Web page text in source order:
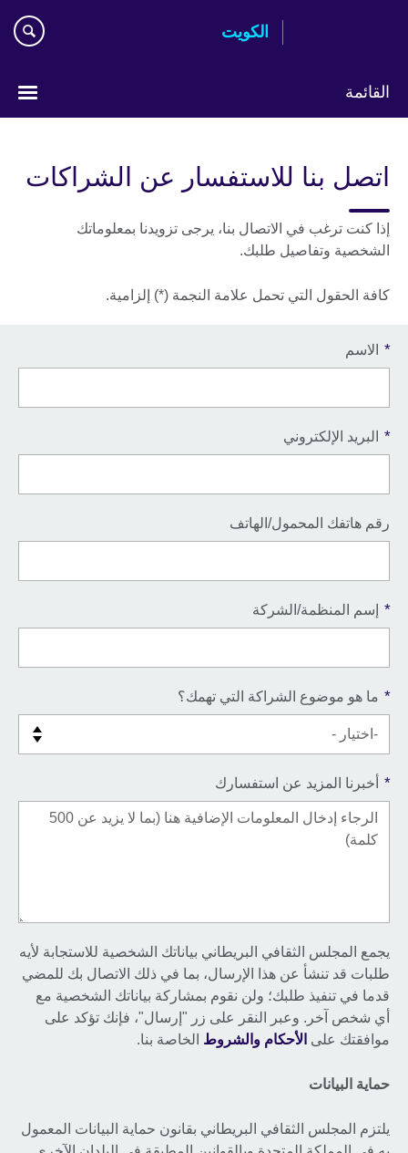
الكويت
القائمة
اتصل بنا للاستفسار عن الشراكات
إذا كنت ترغب في الاتصال بنا، يرجى تزويدنا بمعلوماتك
الشخصية وتفاصيل طلبك.
كافة الحقول التي تحمل علامة النجمة (*) إلزامية.
* الاسم
* البريد الإلكتروني
رقم هاتفك المحمول/الهاتف
* إسم المنظمة/الشركة
* ما هو موضوع الشراكة التي تهمك؟
* أخبرنا المزيد عن استفسارك
يجمع المجلس الثقافي البريطاني بياناتك الشخصية للاستجابة لأيه
طلبات قد تنشأ عن هذا الإرسال، بما في ذلك الاتصال بك للمضي
قدما في تنفيذ طلبك؛ ولن نقوم بمشاركة بياناتك الشخصية مع
أي شخص آخر. وعبر النقر على زر "إرسال"، فإنك تؤكد على
موافقتك على الأحكام والشروط الخاصة بنا.
حماية البيانات
يلتزم المجلس الثقافي البريطاني بقانون حماية البيانات المعمول